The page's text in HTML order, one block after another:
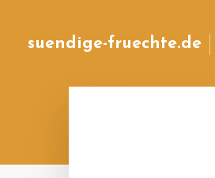
suendige-fruechte.de